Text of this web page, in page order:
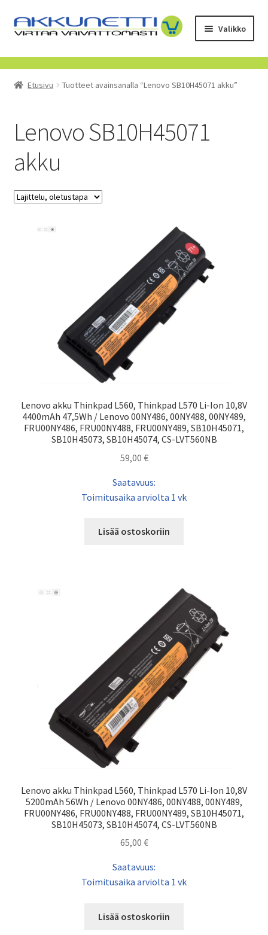
Siirry
navigointiin
Siirry
sisältöön
Valikko
Kauppa
Tietoa meistä
Toimitusehdot
Etusivu Tuotteet avainsanalla “Lenovo SB10H45071 akku”
Lenovo SB10H45071
akku
Lenovo akku Thinkpad L560, Thinkpad L570 Li-Ion 10,8V
4400mAh 47,5Wh / Lenovo 00NY486, 00NY488, 00NY489,
FRU00NY486, FRU00NY488, FRU00NY489, SB10H45071,
SB10H45073, SB10H45074, CS-LVT560NB
59,00 €
Saatavuus:
Toimitusaika arviolta 1 vk
Lisää ostoskoriin
Lenovo akku Thinkpad L560, Thinkpad L570 Li-Ion 10,8V
5200mAh 56Wh / Lenovo 00NY486, 00NY488, 00NY489,
FRU00NY486, FRU00NY488, FRU00NY489, SB10H45071,
SB10H45073, SB10H45074, CS-LVT560NB
65,00 €
Saatavuus:
Toimitusaika arviolta 1 vk
Lisää ostoskoriin